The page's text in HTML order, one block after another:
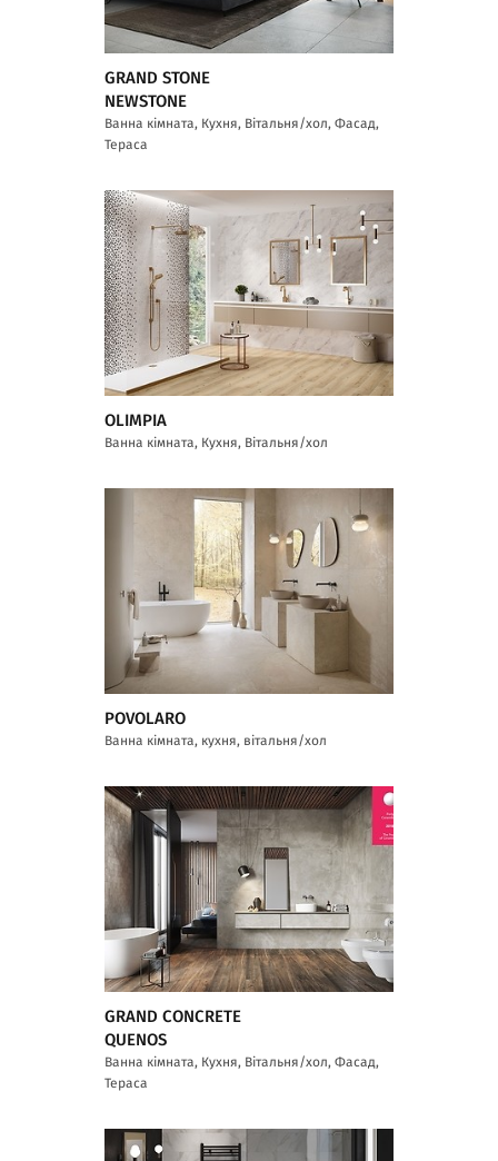
GRAND STONE
NEWSTONE
Ванна кімната, Кухня, Вітальня/хол, Фасад,
Тераса
OLIMPIA
Ванна кімната, Кухня, Вітальня/хол
POVOLARO
Ванна кімната, кухня, вітальня/хол
GRAND CONCRETE
QUENOS
Ванна кімната, Кухня, Вітальня/хол, Фасад,
Тераса